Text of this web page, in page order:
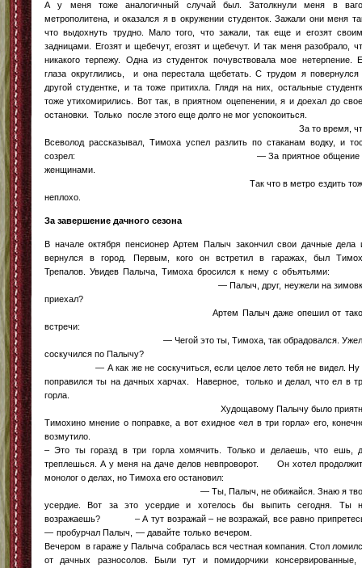
За завершение дачного сезона
В начале октября пенсионер Артем Палыч закончил свои дачные дела
вернулся в город. Первым, кого он встретил в гаражах, был
Трепалов. Увидев Палыча, Тимоха бросился к нему с
— Палыч, друг, неужели на
Артем Палыч даже опешил от
— Чегой это ты, Тимоха, так обрадовался.
соскучился по
— А как же не соскучиться, если целое лето тебя не видел. Ну
поправился ты на дачных харчах. Наверное, только и делал, что ел в
Худощавому Палычу было
Тимохино мнение о поправке, а вот ехидное «ел в три горла» его,
– Это ты горазд в три горла хомячить. Только и делаешь, что ешь,
треплешься. А у меня на даче делов невпроворот. Он хотел
монолог о делах, но Тимоха его
— Ты, Палыч, не обижайся. Знаю я
усердие. Вот за это усердие и хотелось бы выпить сегодня. Ты
возражаешь? – А тут возражай – не возражай, все равно
— пробурчал Палыч, — давайте только
Вечером в гараже у Палыча собралась вся честная компания. Стол
от дачных разносолов. Были тут и помидорчики консервированные,